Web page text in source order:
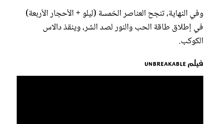
وفي النهاية، تنجح العناصر الخمسة (ليلو + الأحجار الأربعة)
في إطلاق طاقة الحب والنور لصد الشر، وينقذ دالاس
الكوكب.
فيلم Unbreakable